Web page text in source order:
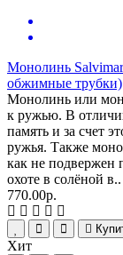
Монолинь
обжимные трубки)
Монолинь или
к ружью. В
память и за счет
ружья. Также
как не подвержен
охоте в солёной в..
770.00р.
Хит